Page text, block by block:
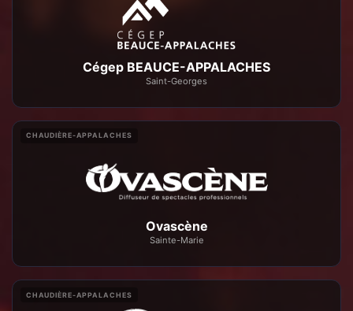
Cégep BEAUCE-APPALACHES
Saint-Georges
CHAUDIÈRE-APPALACHES
Ovascène
Sainte-Marie
CHAUDIÈRE-APPALACHES